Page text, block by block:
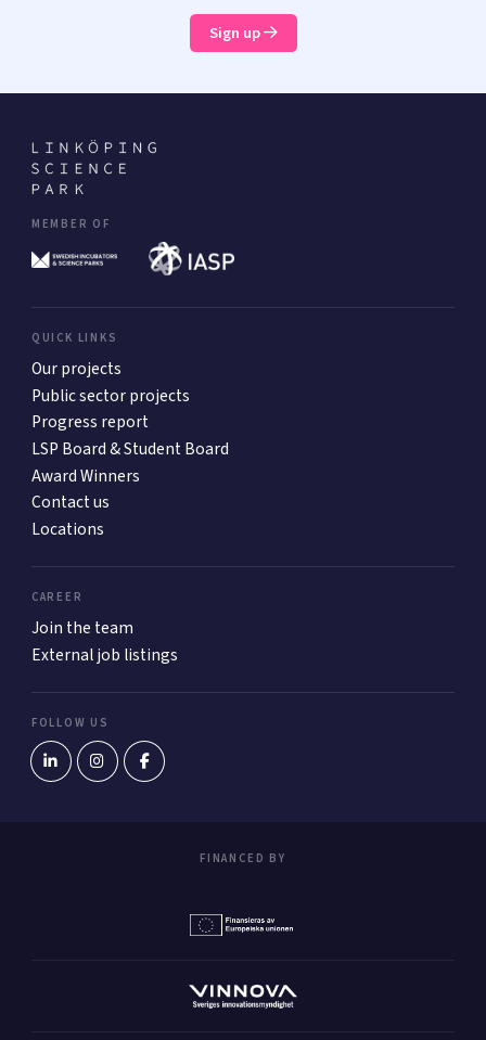
Sign up
MEMBER OF
QUICK LINKS
Our projects
Public sector projects
Progress report
LSP Board & Student Board
Award Winners
Contact us
Locations
CAREER
Join the team
External job listings
FOLLOW US
FINANCED BY